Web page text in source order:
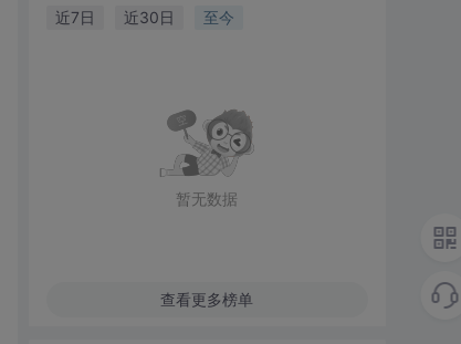
近7日 近30日 至今
暂无数据
查看更多榜单